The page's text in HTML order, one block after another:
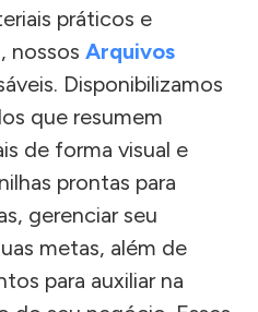
práticos e
nossos Arquivos
Disponibilizamos
que resumem
de forma visual e
prontas para
gerenciar seu
metas, além de
para auxiliar na